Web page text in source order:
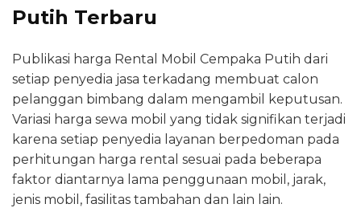
Putih Terbaru
Publikasi harga Rental Mobil Cempaka Putih dari
setiap penyedia jasa terkadang membuat calon
pelanggan bimbang dalam mengambil keputusan.
Variasi harga sewa mobil yang tidak signifikan terjadi
karena setiap penyedia layanan berpedoman pada
perhitungan harga rental sesuai pada beberapa
faktor diantarnya lama penggunaan mobil, jarak,
jenis mobil, fasilitas tambahan dan lain lain.